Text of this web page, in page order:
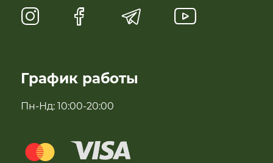
График работы
Пн-Нд: 10:00-20:00
Натуральные сладости
Для імунітету